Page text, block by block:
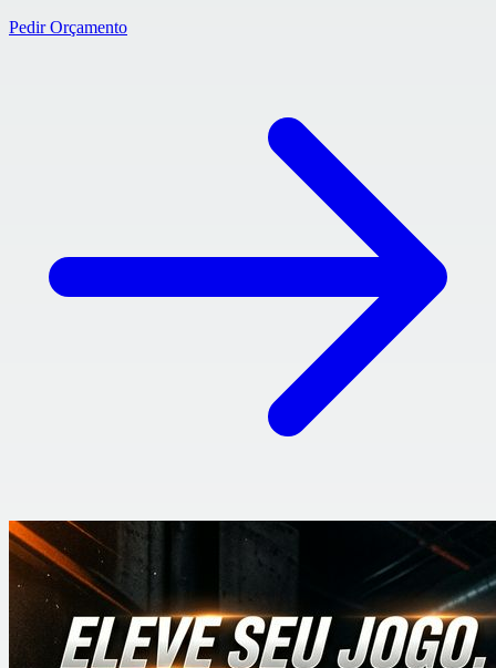
Pedir Orçamento